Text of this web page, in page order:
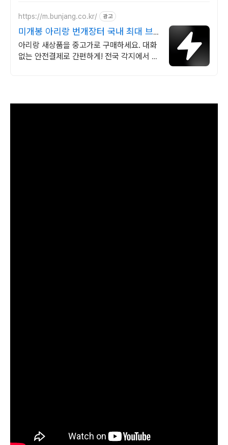
https://m.bunjang.co.kr/ 광고
미개봉 아리랑 번개장터 국내 최대 브
랜드 중고거래
아리랑 새상품을 중고가로 구매하세요. 대화
없는 안전결제로 간편하게! 전국 각지에서 올